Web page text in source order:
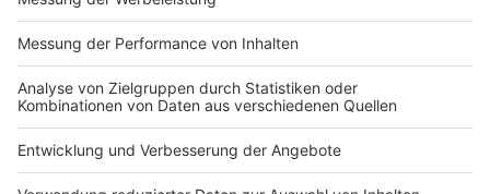
ANTENNE MÜNSTER-Frühteam haben Rafael (3. v. r.)
und seinem Team von TeeGschwendner an der
Salzstraße ein Gratis-Frühstück vorbeigebracht.
Anzeige